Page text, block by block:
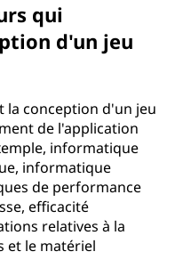
qui
d'un jeu
la conception d'un jeu
de l'application
informatique
informatique
de performance
efficacité
relatives à la
et le matériel